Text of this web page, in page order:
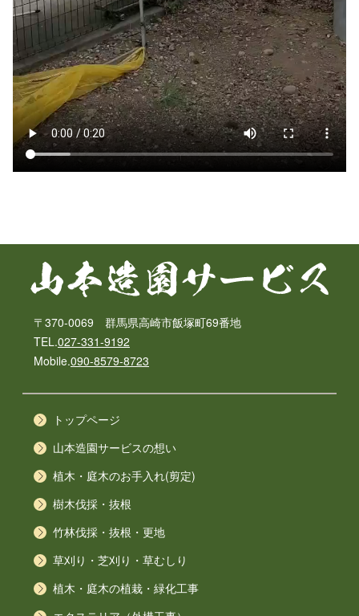
〒370-0069 群馬県高崎市飯塚町69番地
TEL.027-331-9192
Mobile.090-8579-8723
トップページ
山本造園サービスの想い
植木・庭木のお手入れ(剪定)
樹木伐採・抜根
竹林伐採・抜根・更地
草刈り・芝刈り・草むしり
植木・庭木の植栽・緑化工事